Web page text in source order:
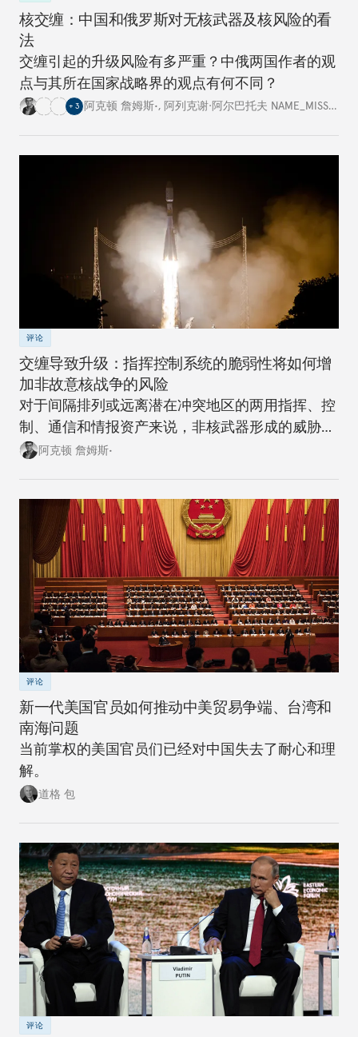
核交缠：中国和俄罗斯对无核武器及核风险的看
法
交缠引起的升级风险有多严重？中俄两国作者的观
点与其所在国家战略界的观点有何不同？
+ 3 阿克顿 詹姆斯•, 阿列克谢·阿尔巴托夫 NAME_MISSING
评论
交缠导致升级：指挥控制系统的脆弱性将如何增
加非故意核战争的风险
对于间隔排列或远离潜在冲突地区的两用指挥、控
制、通信和情报资产来说，非核武器形成的威胁越
来越大。
阿克顿 詹姆斯•
评论
新一代美国官员如何推动中美贸易争端、台湾和
南海问题
当前掌权的美国官员们已经对中国失去了耐心和理
解。
道格 包
评论